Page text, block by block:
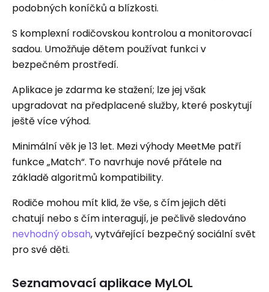
podobných koníčků a blízkosti.
S komplexní rodičovskou kontrolou a monitorovací
sadou. Umožňuje dětem používat funkci v
bezpečném prostředí.
Aplikace je zdarma ke stažení; lze jej však
upgradovat na předplacené služby, které poskytují
ještě více výhod.
Minimální věk je 13 let. Mezi výhody MeetMe patří
funkce „Match“. To navrhuje nové přátele na
základě algoritmů kompatibility.
Rodiče mohou mít klid, že vše, s čím jejich děti
chatují nebo s čím interagují, je pečlivě sledováno
nevhodný obsah, vytvářející bezpečný sociální svět
pro své děti.
Seznamovací aplikace MyLOL